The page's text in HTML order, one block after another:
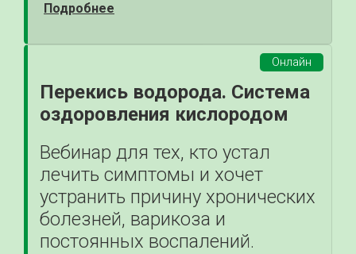
Подробнее
Перекись водорода. Система
оздоровления кислородом
Вебинар для тех, кто устал
лечить симптомы и хочет
устранить причину хронических
болезней, варикоза и
постоянных воспалений.
Онлайн